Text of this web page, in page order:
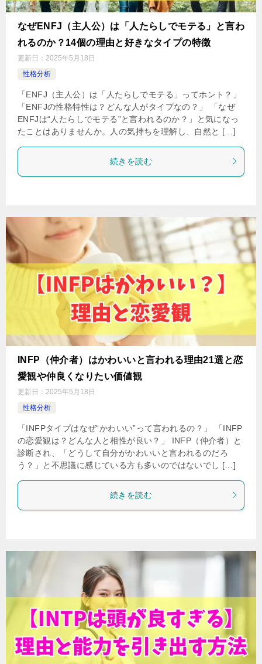
なぜENFJ（主人公）は「人たらしでモテる」と言わ
れるのか？14個の理由と好きなタイプの特徴
更新日： 2025年5月18日
性格分析
「ENFJ（主人公）は「人たらしでモテる」ってホント？」
「ENFJの性格特性は？どんな人がタイプなの？」 「なぜ
ENFJは“人たらしでモテる”と言われるのか？」と気になっ
たことはありませんか。人の気持ちを理解し、自然と […]
続きを読む
INFP（仲介者）はかわいいと言われる理由21選と恋
愛観や仲良くなりたい価値観
更新日： 2025年5月18日
性格分析
「INFPタイプはなぜ“かわいい”って言われるの？」 「INFP
の恋愛観は？どんな人と相性が良い？」 INFP（仲介者）と
診断され、「どうして自分がかわいいと言われるのだろ
う？」と不思議に感じている方も多いのではないでし […]
続きを読む